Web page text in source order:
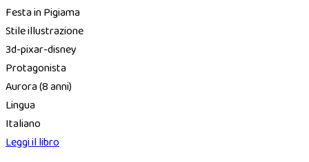
Festa in Pigiama
Stile illustrazione
3d-pixar-disney
Protagonista
Aurora(8 anni)
Lingua
Italiano
Leggi il libro